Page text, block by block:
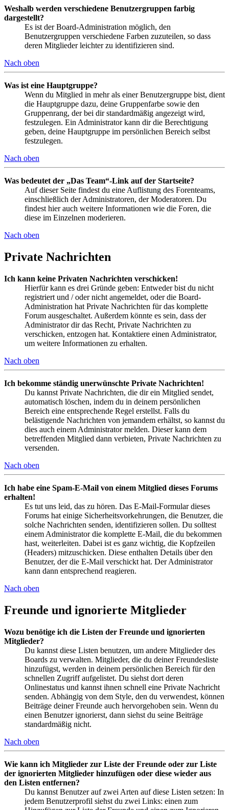
Weshalb werden verschiedene Benutzergruppen farbig
dargestellt?
Es ist der Board-Administration möglich, den
Benutzergruppen verschiedene Farben zuzuteilen, so dass
deren Mitglieder leichter zu identifizieren sind.
Nach oben
Was ist eine Hauptgruppe?
Wenn du Mitglied in mehr als einer Benutzergruppe bist, dient
die Hauptgruppe dazu, deine Gruppenfarbe sowie den
Gruppenrang, der bei dir standardmäßig angezeigt wird,
festzulegen. Ein Administrator kann dir die Berechtigung
geben, deine Hauptgruppe im persönlichen Bereich selbst
festzulegen.
Nach oben
Was bedeutet der „Das Team“-Link auf der Startseite?
Auf dieser Seite findest du eine Auflistung des Forenteams,
einschließlich der Administratoren, der Moderatoren. Du
findest hier auch weitere Informationen wie die Foren, die
diese im Einzelnen moderieren.
Nach oben
Private Nachrichten
Ich kann keine Privaten Nachrichten verschicken!
Hierfür kann es drei Gründe geben: Entweder bist du nicht
registriert und / oder nicht angemeldet, oder die Board-
Administration hat Private Nachrichten für das komplette
Forum ausgeschaltet. Außerdem könnte es sein, dass der
Administrator dir das Recht, Private Nachrichten zu
verschicken, entzogen hat. Kontaktiere einen Administrator,
um weitere Informationen zu erhalten.
Nach oben
Ich bekomme ständig unerwünschte Private Nachrichten!
Du kannst Private Nachrichten, die dir ein Mitglied sendet,
automatisch löschen, indem du in deinem persönlichen
Bereich eine entsprechende Regel erstellst. Falls du
belästigende Nachrichten von jemandem erhältst, so kannst du
dies auch einem Administrator melden. Dieser kann dem
betreffenden Mitglied dann verbieten, Private Nachrichten zu
versenden.
Nach oben
Ich habe eine Spam-E-Mail von einem Mitglied dieses Forums
erhalten!
Es tut uns leid, das zu hören. Das E-Mail-Formular dieses
Forums hat einige Sicherheitsvorkehrungen, die Benutzer, die
solche Nachrichten senden, identifizieren sollen. Du solltest
einem Administrator die komplette E-Mail, die du bekommen
hast, weiterleiten. Dabei ist es ganz wichtig, die Kopfzeilen
(Headers) mitzuschicken. Diese enthalten Details über den
Benutzer, der die E-Mail verschickt hat. Der Administrator
kann dann entsprechend reagieren.
Nach oben
Freunde und ignorierte Mitglieder
Wozu benötige ich die Listen der Freunde und ignorierten
Mitglieder?
Du kannst diese Listen benutzen, um andere Mitglieder des
Boards zu verwalten. Mitglieder, die du deiner Freundesliste
hinzufügst, werden in deinem persönlichen Bereich für den
schnellen Zugriff aufgelistet. Du siehst dort deren
Onlinestatus und kannst ihnen schnell eine Private Nachricht
senden. Abhängig von dem Style, den du verwendest, können
Beiträge deiner Freunde auch hervorgehoben sein. Wenn du
einen Benutzer ignorierst, dann siehst du seine Beiträge
standardmäßig nicht.
Nach oben
Wie kann ich Mitglieder zur Liste der Freunde oder zur Liste
der ignorierten Mitglieder hinzufügen oder diese wieder aus
den Listen entfernen?
Du kannst Benutzer auf zwei Arten auf diese Listen setzen: In
jedem Benutzerprofil siehst du zwei Links: einen zum